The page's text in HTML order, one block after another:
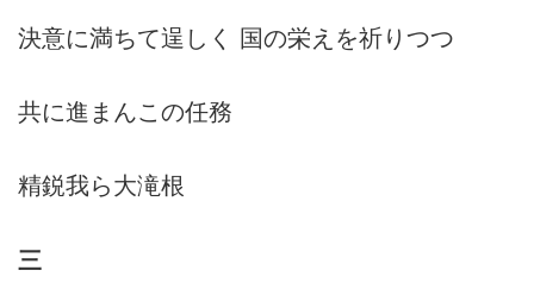
決意に満ちて逞しく 国の栄えを祈りつつ
共に進まんこの任務
精鋭我ら大滝根
三